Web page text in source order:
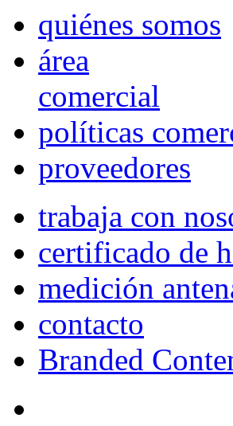
quiénes somos
área
comercial
políticas
proveedores
trabaja con
certificado de
medición
contacto
Branded